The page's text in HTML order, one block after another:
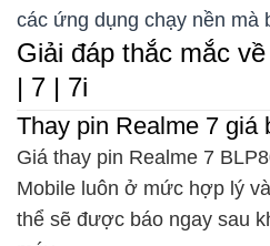
các ứng dụng chạy nền mà
Giải đáp thắc mắc
| 7 | 7i
Thay pin Realme 7 giá
Giá thay pin Realme 7
Mobile luôn ở mức hợp lý
thể sẽ được báo ngay sau